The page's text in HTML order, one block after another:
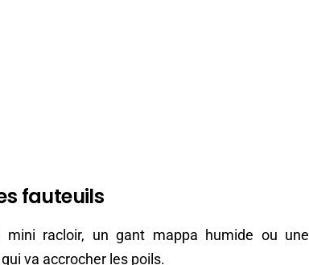
fauteuils
mini racloir, un gant mappa humide ou une
va accrocher les poils.